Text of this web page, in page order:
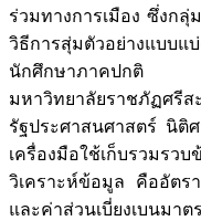
ร่วมทางการเมือง ซึ่งกลุ่
วิธีการสุ่มตัวอย่างแบบ
นักศึกษาภาคปกติ วิ
มหาวิทยาลัยราชภัฏศรี
รัฐประศาสนศาสตร์ นิติ
เครื่องมือใช้เก็บรวมรว
วิเคราะห์ข้อมูล คืออัตรา
และค่าส่วนเบี่ยงเบนมาตร